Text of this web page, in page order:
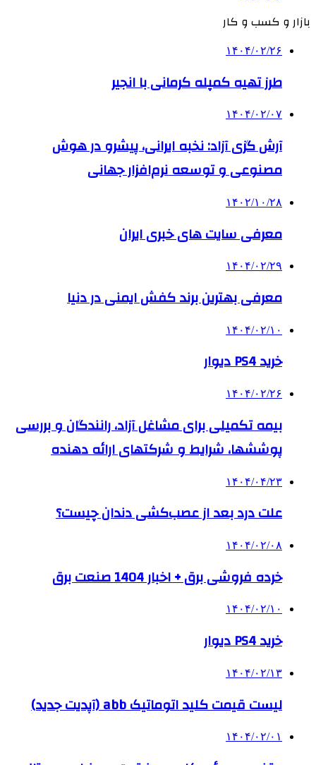
بازار و کسب و کار
۱۴۰۴/۰۲/۲۶
طرز تهیه کمپله کرمانی با انجیر
۱۴۰۴/۰۲/۰۷
آرش گزی آزاد: نخبه ایرانی، پیشرو در هوش
مصنوعی و توسعه نرم‌افزار جهانی
۱۴۰۲/۱۰/۲۸
معرفی سایت های خبری ایران
۱۴۰۴/۰۲/۲۹
معرفی بهترین برند کفش ایمنی در دنیا
۱۴۰۴/۰۲/۱۰
خرید PS4 دیوار
۱۴۰۴/۰۲/۲۶
بیمه تکمیلی برای مشاغل آزاد، رانندگان و بررسی
پوششها، شرایط و شرکتهای ارائه دهنده
۱۴۰۴/۰۴/۲۳
علت درد بعد از عصب‌کشی دندان چیست؟
۱۴۰۴/۰۲/۰۸
خرده فروشی برق + اخبار 1404 صنعت برق
۱۴۰۴/۰۲/۱۰
خرید PS4 دیوار
۱۴۰۴/۰۲/۱۳
لیست قیمت کلید اتوماتیک abb (آپدیت جدید)
۱۴۰۴/۰۲/۰۱